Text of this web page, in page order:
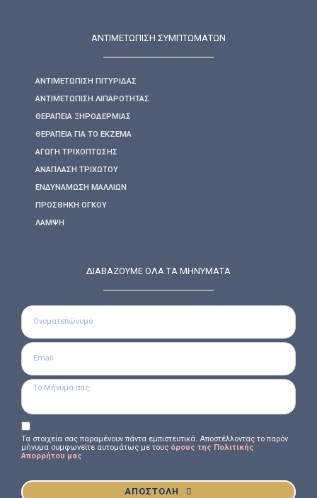
ΑΝΤΙΜΕΤΩΠΙΣΗ ΣΥΜΠΤΩΜΑΤΩΝ
ΑΝΤΙΜΕΤΏΠΙΣΗ ΠΙΤΥΡΊΔΑΣ
ΑΝΤΙΜΕΤΏΠΙΣΗ ΛΙΠΑΡΌΤΗΤΑΣ
ΘΕΡΑΠΕΊΑ ΞΗΡΟΔΕΡΜΊΑΣ
ΘΕΡΑΠΕΊΑ ΓΙΑ ΤΟ ΕΚΖΕΜΑ
ΑΓΩΓΉ ΤΡΙΧΌΠΤΩΣΗΣ
ΑΝΆΠΛΑΣΗ ΤΡΙΧΩΤΟΎ
ΕΝΔΥΝΆΜΩΣΗ ΜΑΛΛΙΏΝ
ΠΡΟΣΘΉΚΗ ΌΓΚΟΥ
ΛΆΜΨΗ
ΔΙΑΒΑΖΟΥΜΕ ΟΛΑ ΤΑ ΜΗΝΥΜΑΤΑ
Τα στοιχεία σας παραμένουν πάντα εμπιστευτικά. Αποστέλλοντας το παρόν
μήνυμα συμφωνείτε αυτομάτως με τους όρους της Πολιτικής
Απορρήτου μας
ΑΠΟΣΤΟΛΗ